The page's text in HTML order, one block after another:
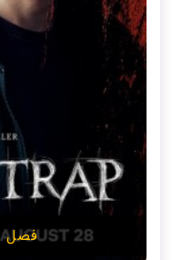
فصل 01 (قسمت 10)